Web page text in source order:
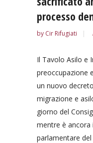
processo
by Cir Rifugiati
Il Tavolo Asilo e
preoccupazione
un nuovo
migrazione e
giorno del
mentre è ancora
parlamentare